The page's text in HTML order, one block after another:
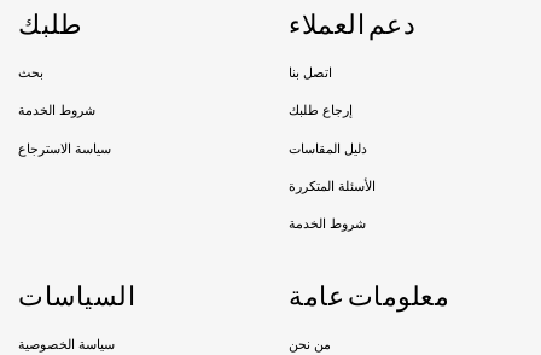
Riyadh
Delivery: 1-3 Working days
دعم العملاء
اتصل بنا
إرجاع طلبك
دليل المقاسات
الأسئلة المتكررة
شروط الخدمة
طلبك
بحث
شروط الخدمة
سياسة الاسترجاع
معلومات عامة
من نحن
السياسات
سياسة الخصوصية